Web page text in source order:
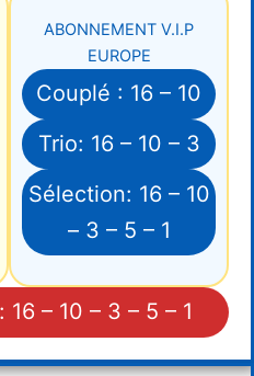
ABONNEMENT V.I.P
EUROPE
Couplé : 16 – 10
Trio: 16 – 10 – 3
Sélection: 16 – 10
– 3 – 5 – 1
– 10 – 3 – 5 – 1